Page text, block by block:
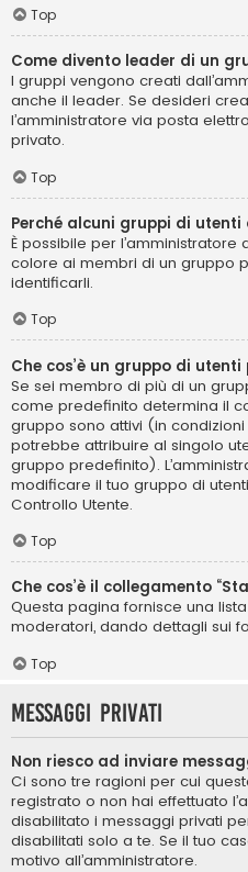
Top
Come divento leader di un
I gruppi vengono creati
anche il leader. Se desideri
l’amministratore via posta
privato.
Top
Perché alcuni gruppi di
È possibile per
colore ai membri di un gruppo
identificarli.
Top
Che cos’è un gruppo di
Se sei membro di più di un
come predefinito determina il
gruppo sono attivi (in condizioni
potrebbe attribuire al singolo
gruppo predefinito).
modificare il tuo gruppo di
Controllo Utente.
Top
Che cos’è il collegamento
Questa pagina fornisce una
moderatori, dando dettagli sui
Top
Messaggi privati
Non riesco ad inviare
Ci sono tre ragioni per cui
registrato o non hai effettuato
disabilitato i messaggi privati
disabilitati solo a te. Se il tuo
motivo all’amministratore.